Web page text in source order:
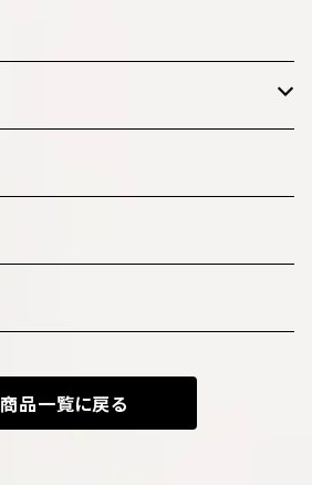
商品一覧に戻る